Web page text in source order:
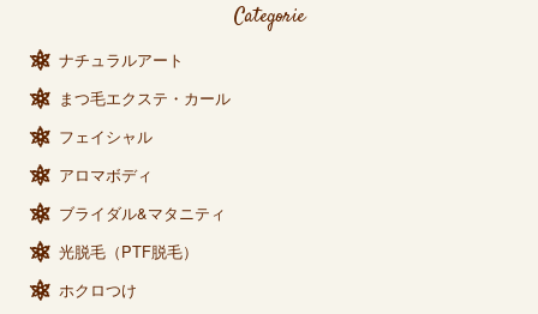
Categorie
ナチュラルアート
まつ毛エクステ・カール
フェイシャル
アロマボディ
ブライダル&マタニティ
光脱毛（PTF脱毛）
ホクロつけ